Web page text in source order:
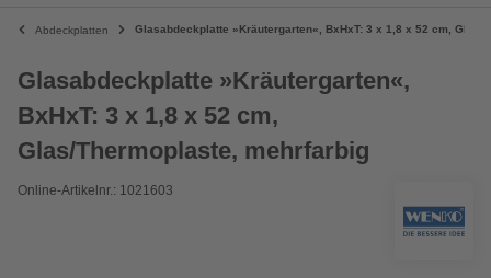
Abdeckplatten Glasabdeckplatte »Kräutergarten«, BxHxT: 3 x 1,8 x 52 cm, Glas/
Glasabdeckplatte »Kräutergarten«,
BxHxT: 3 x 1,8 x 52 cm,
Glas/Thermoplaste, mehrfarbig
Online-Artikelnr.: 1021603